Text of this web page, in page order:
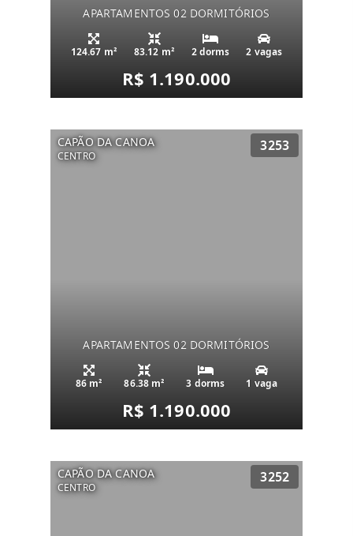
APARTAMENTOS 02 DORMITÓRIOS
124.67 m² 83.12 m² 2 dorms 2 vagas
R$ 1.190.000
CAPÃO DA CANOA
CENTRO
3253
APARTAMENTOS 02 DORMITÓRIOS
86 m² 86.38 m² 3 dorms 1 vaga
R$ 1.190.000
CAPÃO DA CANOA
CENTRO
3252